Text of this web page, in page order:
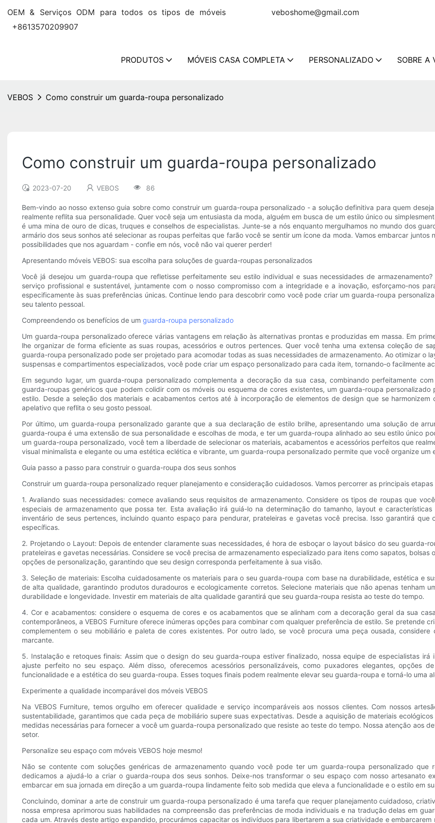
OEM & Serviços ODM para todos os tipos de móveis
veboshome@gmail.com
+8613570209907
PRODUTOS MÓVEIS CASA COMPLETA PERSONALIZADO SOBRE A
VEBOS Como construir um guarda-roupa personalizado
Como construir um guarda-roupa personalizado
2023-07-20 VEBOS 86
Bem-vindo ao nosso extenso guia sobre como construir um guarda-roupa personalizado - a solução definitiva para quem
realmente reflita sua personalidade. Quer você seja um entusiasta da moda, alguém em busca de um estilo único ou
é uma mina de ouro de dicas, truques e conselhos de especialistas. Junte-se a nós enquanto mergulhamos no mundo dos
armário dos seus sonhos até selecionar as roupas perfeitas que farão você se sentir um ícone da moda. Vamos embarcar
possibilidades que nos aguardam - confie em nós, você não vai querer perder!
Apresentando móveis VEBOS: sua escolha para soluções de guarda-roupas personalizados
Você já desejou um guarda-roupa que refletisse perfeitamente seu estilo individual e suas necessidades de
serviço profissional e sustentável, juntamente com o nosso compromisso com a integridade e a inovação, esforçamo-nos
especificamente às suas preferências únicas. Continue lendo para descobrir como você pode criar um guarda-roupa
seu talento pessoal.
Compreendendo os benefícios de um guarda-roupa personalizado
Um guarda-roupa personalizado oferece várias vantagens em relação às alternativas prontas e produzidas em massa. Em
lhe organizar de forma eficiente as suas roupas, acessórios e outros pertences. Quer você tenha uma extensa coleção de
guarda-roupa personalizado pode ser projetado para acomodar todas as suas necessidades de armazenamento. Ao otimizar o
suspensas e compartimentos especializados, você pode criar um espaço personalizado para cada item, tornando-o facilmente
Em segundo lugar, um guarda-roupa personalizado complementa a decoração da sua casa, combinando perfeitamente
guarda-roupas genéricos que podem colidir com os móveis ou esquema de cores existentes, um guarda-roupa
estilo. Desde a seleção dos materiais e acabamentos certos até à incorporação de elementos de design que se
apelativo que reflita o seu gosto pessoal.
Por último, um guarda-roupa personalizado garante que a sua declaração de estilo brilhe, apresentando uma solução de
guarda-roupa é uma extensão de sua personalidade e escolhas de moda, e ter um guarda-roupa alinhado ao seu estilo único
um guarda-roupa personalizado, você tem a liberdade de selecionar os materiais, acabamentos e acessórios perfeitos que
visual minimalista e elegante ou uma estética eclética e vibrante, um guarda-roupa personalizado permite que você organize um
Guia passo a passo para construir o guarda-roupa dos seus sonhos
Construir um guarda-roupa personalizado requer planejamento e consideração cuidadosos. Vamos percorrer as principais
1. Avaliando suas necessidades: comece avaliando seus requisitos de armazenamento. Considere os tipos de roupas que
especiais de armazenamento que possa ter. Esta avaliação irá guiá-lo na determinação do tamanho, layout e
inventário de seus pertences, incluindo quanto espaço para pendurar, prateleiras e gavetas você precisa. Isso garantirá
específicas.
2. Projetando o Layout: Depois de entender claramente suas necessidades, é hora de esboçar o layout básico do seu guarda-
prateleiras e gavetas necessárias. Considere se você precisa de armazenamento especializado para itens como sapatos, bolsas
opções de personalização, garantindo que seu design corresponda perfeitamente à sua visão.
3. Seleção de materiais: Escolha cuidadosamente os materiais para o seu guarda-roupa com base na durabilidade, estética e
de alta qualidade, garantindo produtos duradouros e ecologicamente corretos. Selecione materiais que não apenas tenham
durabilidade e longevidade. Investir em materiais de alta qualidade garantirá que seu guarda-roupa resista ao teste do tempo.
4. Cor e acabamentos: considere o esquema de cores e os acabamentos que se alinham com a decoração geral da sua
contemporâneos, a VEBOS Furniture oferece inúmeras opções para combinar com qualquer preferência de estilo. Se pretende
complementem o seu mobiliário e paleta de cores existentes. Por outro lado, se você procura uma peça ousada,
marcante.
5. Instalação e retoques finais: Assim que o design do seu guarda-roupa estiver finalizado, nossa equipe de especialistas
ajuste perfeito no seu espaço. Além disso, oferecemos acessórios personalizáveis, como puxadores elegantes, opções
funcionalidade e a estética do seu guarda-roupa. Esses toques finais podem realmente elevar seu guarda-roupa e torná-lo uma
Experimente a qualidade incomparável dos móveis VEBOS
Na VEBOS Furniture, temos orgulho em oferecer qualidade e serviço incomparáveis ​​aos nossos clientes. Com nossos
sustentabilidade, garantimos que cada peça de mobiliário supere suas expectativas. Desde a aquisição de materiais
medidas necessárias para fornecer a você um guarda-roupa personalizado que resiste ao teste do tempo. Nossa atenção aos
setor.
Personalize seu espaço com móveis VEBOS hoje mesmo!
Não se contente com soluções genéricas de armazenamento quando você pode ter um guarda-roupa personalizado que
dedicamos a ajudá-lo a criar o guarda-roupa dos seus sonhos. Deixe-nos transformar o seu espaço com nosso artesanato
embarcar em sua jornada em direção a um guarda-roupa lindamente feito sob medida que eleva a funcionalidade e o estilo em
Concluindo, dominar a arte de construir um guarda-roupa personalizado é uma tarefa que requer planejamento cuidadoso,
nossa empresa aprimorou suas habilidades na compreensão das preferências de moda individuais e na tradução delas em
cada um. Através deste artigo expandido, procurámos capacitar os indivíduos para libertarem a sua criatividade e